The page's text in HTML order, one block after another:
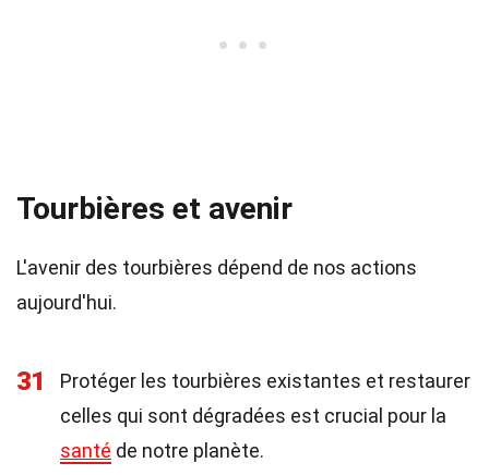
Tourbières et avenir
L'avenir des tourbières dépend de nos actions
aujourd'hui.
31
Protéger les tourbières existantes et restaurer
celles qui sont dégradées est crucial pour la
santé de notre planète.